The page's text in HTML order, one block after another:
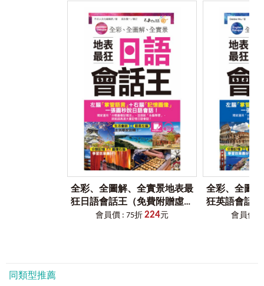
高手式：先看例句、再聽音檔，將單字與例句的前後文進行
應考式：先背單字的中文意思，再聽音檔複習、回想中文，
訓練自己的單字反應度！
應考前的強心針──應試祕笈：
考前30天：將應試祕笈的單字逐一筆記，融會貫通，放入自
考前7天：複習應試祕笈的單字，確保自己能夠看到就理解意
考前30分鐘：快速瀏覽，回憶相關單字與複習關鍵單字的大
附贈產品說明──虛擬點讀筆：
讀者可以掃描書中的QR Code連結，或是於App商城搜尋
「Youtor App」（內含VRP虛擬點讀筆）下載即可。
為什麼會有「VRP虛擬點讀筆」？
以往讀者購買語言學習工具書時，為了要聽隨書附贈
方便，但是一支筆加一本書往往就要二、三千元，且
各家點讀筆又不相容，CP值真的很低。
“business” and “international” are key factors in the reasons why
so many students take the test. There is no doubt that this test,
which is recognized by language schools, multinational
corporations and governments, is a good thing. International
communication is a very broad and challenging concept. Culture
and tradition play immeasurable roles in how we perceive people
and act toward them. It is needless to say that the domain of
international communication is fraught with potential problems
that might arise from cultural differences. Then we haven’t even
mentioned the problems that come from the business
perspective. Corporations, companies, takeovers and mergers: all
these concepts and ideas just beg to be misunderstood. That is
why there is a book like this one.
We want the reader, you, to not only learn the English words
and their meanings. We would like you to actively take part in
imagining the scenarios that we create with our examples. In your
aforementioned goal of the TOEIC, to test a student’s ability in
business English on an international level, we thought it wise to
全彩、全圖解、全實景地表最
狂日語會話王（免費附贈虛擬
點讀筆APP+1CD+防水書套）
會員價 : 75折 224元
全彩、全圖
狂英語會話
點讀筆會員價 :
同類型推薦